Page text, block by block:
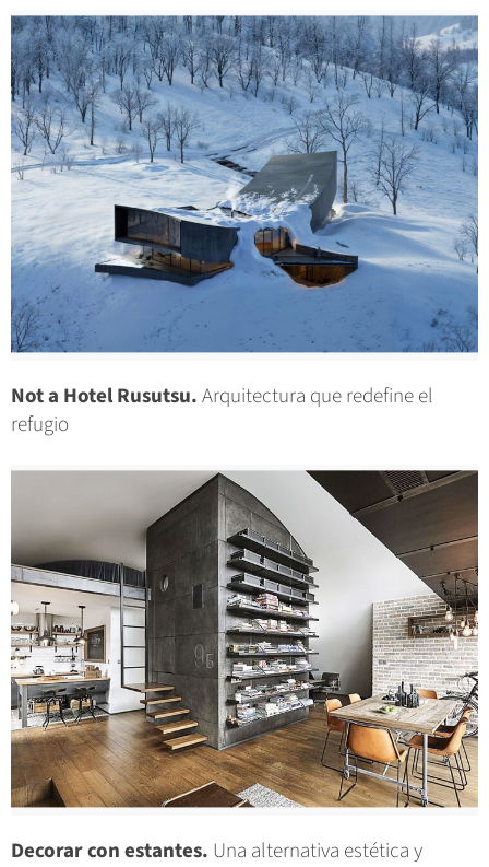
Not a Hotel Rusutsu.Arquitectura que redefine el
refugio
Decorar con estantes. Una alternativa estética y